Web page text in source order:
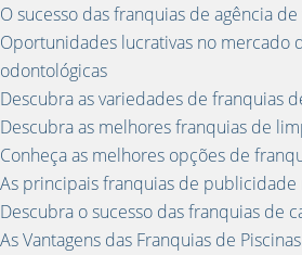
O sucesso das franquias de agência
Oportunidades lucrativas no mercado
odontológicas
Descubra as variedades de franquias
Descubra as melhores franquias de
Conheça as melhores opções de
As principais franquias de publicidade
Descubra o sucesso das franquias de
As Vantagens das Franquias de Piscinas